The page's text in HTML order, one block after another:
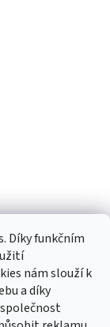
Díky funkčním
nám slouží k
a díky